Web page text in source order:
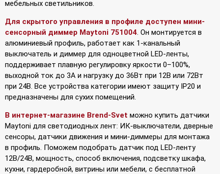
мебельных светильников.
Для скрытого управления в профиле доступен мини-
сенсорный диммер Maytoni 751004. Он монтируется в
алюминиевый профиль, работает как 1-канальный
выключатель и диммер для одноцветной LED-ленты,
поддерживает плавную регулировку яркости 0–100%,
выходной ток до 3А и нагрузку до 36Вт при 12В или 72Вт
при 24В. Все устройства категории имеют защиту IP20 и
предназначены для сухих помещений.
В интернет-магазине Brend-Svet можно купить датчики
Maytoni для светодиодных лент: ИК-выключатели, дверные
сенсоры, датчики движения и мини-диммеры для монтажа
в профиль. Поможем подобрать датчик под LED-ленту
12В/24В, мощность, способ включения, подсветку шкафа,
кухни, гардеробной, витрины или мебели, с бесплатной